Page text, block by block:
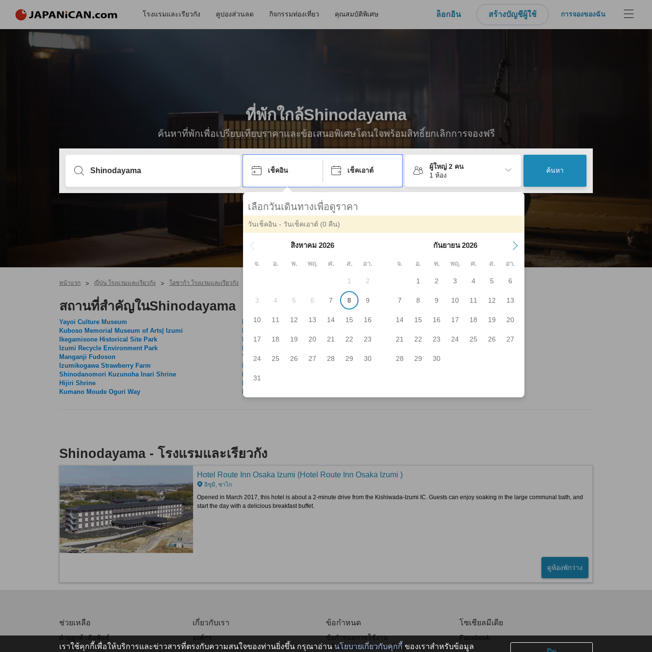
โรงแรมและเรียวกัง คูปองส่วนลด กิจกรรมท่องเที่ยว คุณสมบัติพิเศษ ล็อกอิน สร้างบัญชีผู้ใช้ การจองของฉัน
ที่พักใกล้Shinodayama
ค้นหาที่พักเพื่อเปรียบเทียบราคาและข้อเสนอพิเศษโดนใจพร้อมสิทธิ์ยกเลิกการจองฟรี
เช็คอิน เช็คเอาต์
ผู้ใหญ่ 2 คน
1 ห้อง
ค้นหา
เลือกวันเดินทางเพื่อดูราคา
วันเช็คอิน - วันเช็คเอาต์ (0 คืน)
สิงหาคม 2026
จ. อ. พ. พฤ. ศ. ส. อา.
1 2
3 4 5 6 7 8 9
10 11 12 13 14 15 16
17 18 19 20 21 22 23
24 25 26 27 28 29 30
31
กันยายน 2026
จ. อ. พ. พฤ. ศ. ส. อา.
1 2 3 4 5 6
7 8 9 10 11 12 13
14 15 16 17 18 19 20
21 22 23 24 25 26 27
28 29 30
หน้าแรก > ญี่ปุ่น โรงแรมและเรียวกัง > โอซาก้า โรงแรมและเรียวกัง Shinodayama
สถานที่สำคัญในShinodayama
Yayoi Culture Museum
Kuboso Memorial Museum of Arts| Izumi
Ikegamisone Historical Site Park
Izumi Recycle Environment Park
Manganji Fudoson
Izumikogawa Strawberry Farm
Shinodanomori Kuzunoha Inari Shrine
Hijiri Shrine
Kumano Moude Oguri Way
Kosei Hospital
Izumioka Hospital
Komyoike Ryokuchi Park
Daiei
Yokogawa
Nicol
Izumi City General Hospital
Kanno Dental Clinic
Kita-Shinoda
Izumi-Fuchu
Izumichuo
Izumi Jinken Bunka Centre
Shinodayama - โรงแรมและเรียวกัง
Hotel Route Inn Osaka Izumi (Hotel Route Inn Osaka Izumi )
อิซุมิ, ซาไก
Opened in March 2017, this hotel is about a 2-minute drive from the Kishiwada-Izumi IC. Guests can enjoy soaking in the large communal bath, and
start the day with a delicious breakfast buffet.
ดูห้องพักว่าง
ช่วยเหลือ
ฝ่ายลูกค้าสัมพันธ์
คำถามที่พบบ่อย
เกี่ยวกับเรา
องค์กร
ข้อกำหนด
ข้อกำหนดการใช้งาน
นโยบายเกี่ยวกับความเป็นส่วนตัว
โซเชียลมีเดีย
Facebook
เราใช้คุกกี้เพื่อให้บริการและข่าวสารที่ตรงกับความสนใจของท่านยิ่งขึ้น กรุณาอ่านนโยบายเกี่ยวกับคุกกี้ ของเราสำหรับข้อมูล